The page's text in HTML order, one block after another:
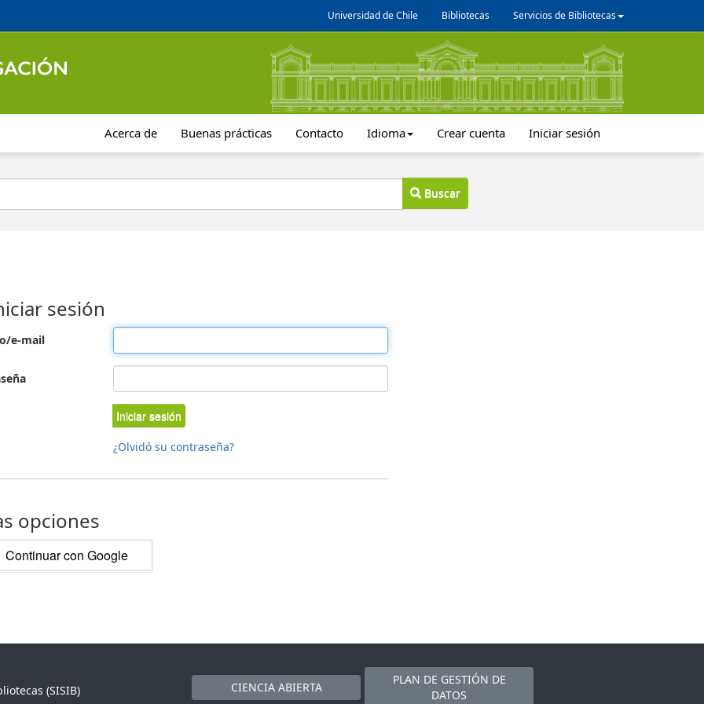
Universidad de Chile Bibliotecas Servicios de Bibliotecas
Acerca de Buenas prácticas Contacto Idioma Crear cuenta Iniciar sesión
Buscar
sesión
e-mail
Iniciar sesión
¿Olvidó su contraseña?
opciones
Continuar con Google
(SISIB)
CIENCIA ABIERTA
PLAN DE GESTIÓN DE
DATOS